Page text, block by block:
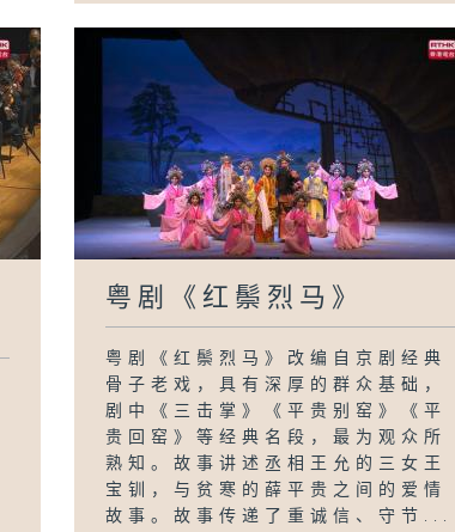
粤剧《红鬃烈马》
粤剧《红鬃烈马》改编自京剧经典
骨子老戏，具有深厚的群众基础，
剧中《三击掌》《平贵别窑》《平
贵回窑》等经典名段，最为观众所
熟知。故事讲述丞相王允的三女王
宝钏，与贫寒的薛平贵之间的爱情
故事。故事传递了重诚信、守节...